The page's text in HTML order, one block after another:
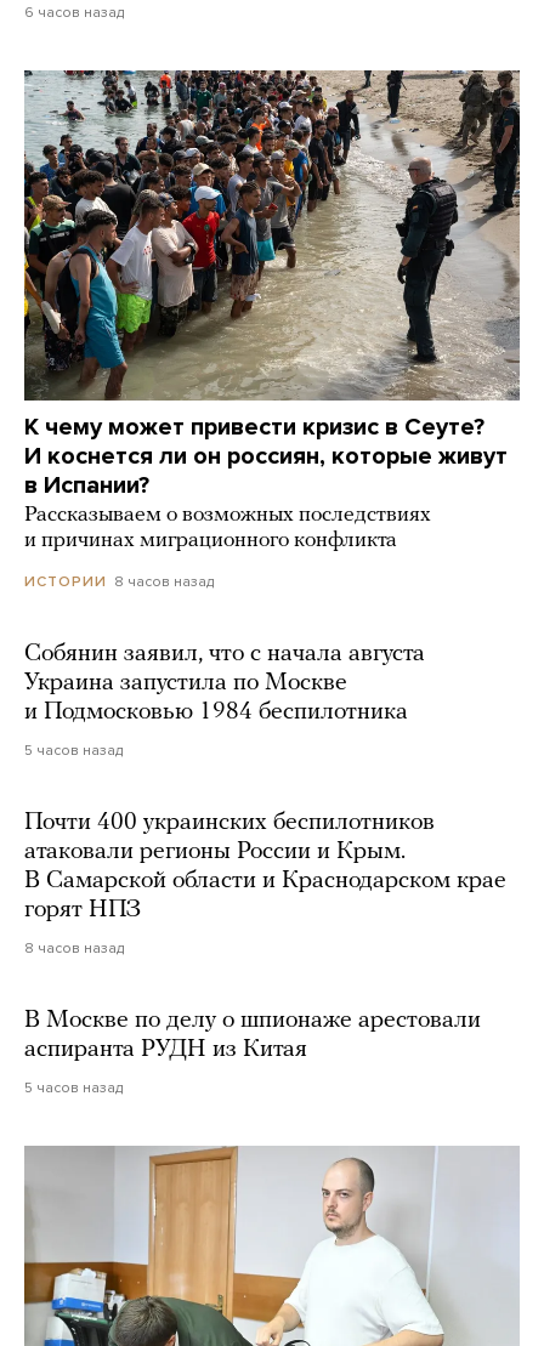
6 часов назад
К чему может привести кризис в Сеуте?
И коснется ли он россиян, которые живут
в Испании?
Рассказываем о возможных последствиях
и причинах миграционного конфликта
ИСТОРИИ 8 часов назад
Собянин заявил, что с начала августа
Украина запустила по Москве
и Подмосковью 1984 беспилотника
5 часов назад
Почти 400 украинских беспилотников
атаковали регионы России и Крым.
В Самарской области и Краснодарском крае
горят НПЗ
8 часов назад
В Москве по делу о шпионаже арестовали
аспиранта РУДН из Китая
5 часов назад